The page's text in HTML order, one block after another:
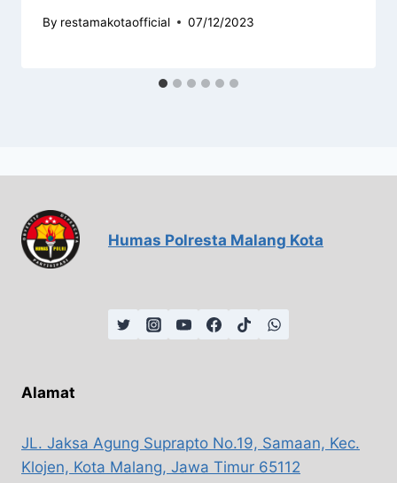
By restamakotaofficial 07/12/2023
Humas Polresta Malang Kota
Alamat
JL. Jaksa Agung Suprapto No.19, Samaan, Kec.
Klojen, Kota Malang, Jawa Timur 65112